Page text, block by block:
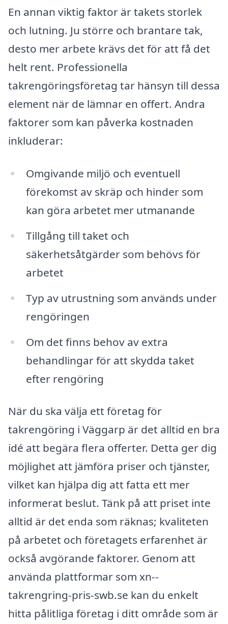
En annan viktig faktor är takets storlek
och lutning. Ju större och brantare tak,
desto mer arbete krävs det för att få det
helt rent. Professionella
takrengöringsföretag tar hänsyn till dessa
element när de lämnar en offert. Andra
faktorer som kan påverka kostnaden
inkluderar:
Omgivande miljö och eventuell
förekomst av skräp och hinder som
kan göra arbetet mer utmanande
Tillgång till taket och
säkerhetsåtgärder som behövs för
arbetet
Typ av utrustning som används under
rengöringen
Om det finns behov av extra
behandlingar för att skydda taket
efter rengöring
När du ska välja ett företag för
takrengöring i Väggarp är det alltid en bra
idé att begära flera offerter. Detta ger dig
möjlighet att jämföra priser och tjänster,
vilket kan hjälpa dig att fatta ett mer
informerat beslut. Tänk på att priset inte
alltid är det enda som räknas; kvaliteten
på arbetet och företagets erfarenhet är
också avgörande faktorer. Genom att
använda plattformar som xn--
takrengring-pris-swb.se kan du enkelt
hitta pålitliga företag i ditt område som är